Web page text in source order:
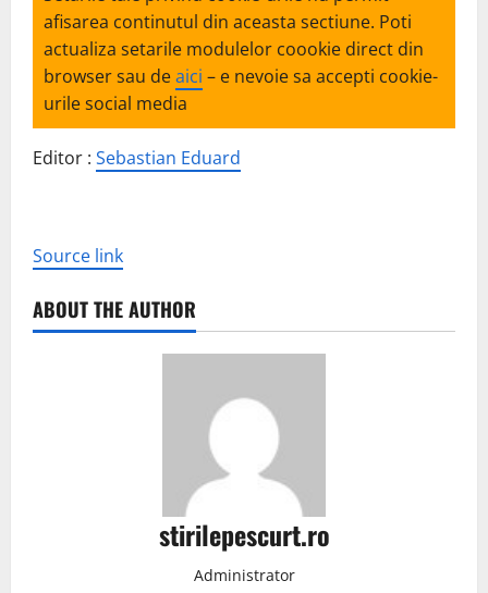
afisarea continutul din aceasta sectiune. Poti
actualiza setarile modulelor coookie direct din
browser sau deaici – e nevoie sa accepti cookie-
urile social media
Editor : Sebastian Eduard
Source link
ABOUT THE AUTHOR
stirilepescurt.ro
Administrator